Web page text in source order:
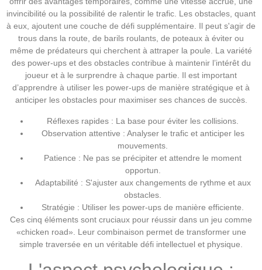
invincibilité ou la possibilité de ralentir le trafic. Les obstacles, quant
à eux, ajoutent une couche de défi supplémentaire. Il peut s'agir de
trous dans la route, de barils roulants, de poteaux à éviter ou
même de prédateurs qui cherchent à attraper la poule. La variété
des power-ups et des obstacles contribue à maintenir l’intérêt du
joueur et à le surprendre à chaque partie. Il est important
d’apprendre à utiliser les power-ups de manière stratégique et à
anticiper les obstacles pour maximiser ses chances de succès.
Réflexes rapides : La base pour éviter les collisions.
Observation attentive : Analyser le trafic et anticiper les
mouvements.
Patience : Ne pas se précipiter et attendre le moment
opportun.
Adaptabilité : S'ajuster aux changements de rythme et aux
obstacles.
Stratégie : Utiliser les power-ups de manière efficiente.
Ces cinq éléments sont cruciaux pour réussir dans un jeu comme
«chicken road». Leur combinaison permet de transformer une
simple traversée en un véritable défi intellectuel et physique.